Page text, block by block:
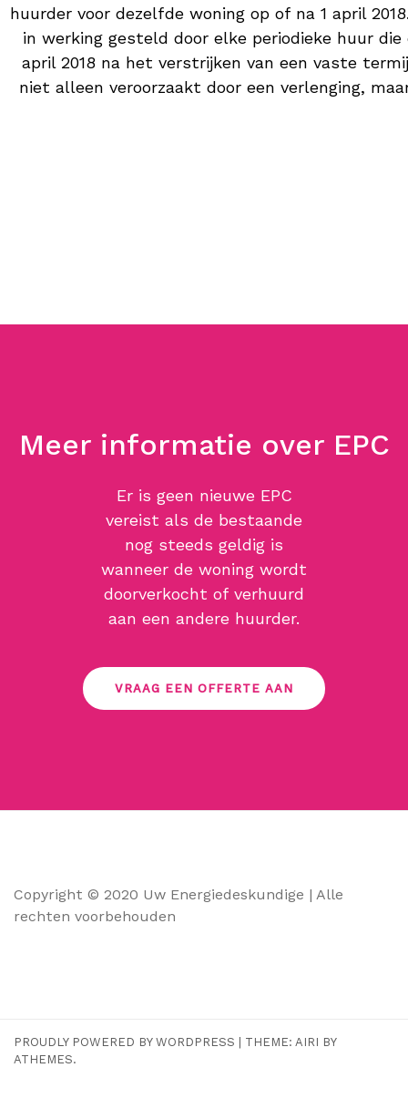
huurder voor dezelfde woning op of na 1 april
in werking gesteld door elke periodieke huur
april 2018 na het verstrijken van een vaste
niet alleen veroorzaakt door een verlenging,
Meer informatie over EPC
Er is geen nieuwe EPC
vereist als de bestaande
nog steeds geldig is
wanneer de woning wordt
doorverkocht of verhuurd
aan een andere huurder.
VRAAG EEN OFFERTE AAN
Copyright © 2020 Uw Energiedeskundige | Alle
rechten voorbehouden
PROUDLY POWERED BY WORDPRESS THEME: AIRI BY
ATHEMES.